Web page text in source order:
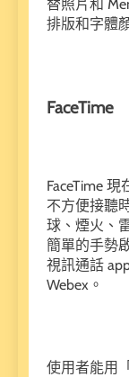
替照片和
排版和字體
FaceTime
FaceTime
不方便接聽
球、煙火、
簡單的手勢
視訊通話
Webex。
使用者能用